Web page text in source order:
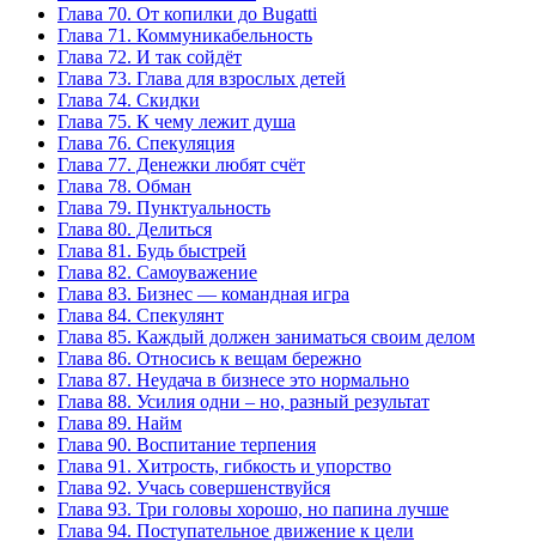
Глава 70. От копилки до Bugatti
Глава 71. Коммуникабельность
Глава 72. И так сойдёт
Глава 73. Глава для взрослых детей
Глава 74. Скидки
Глава 75. К чему лежит душа
Глава 76. Спекуляция
Глава 77. Денежки любят счёт
Глава 78. Обман
Глава 79. Пунктуальность
Глава 80. Делиться
Глава 81. Будь быстрей
Глава 82. Самоуважение
Глава 83. Бизнес — командная игра
Глава 84. Спекулянт
Глава 85. Каждый должен заниматься своим делом
Глава 86. Относись к вещам бережно
Глава 87. Неудача в бизнесе это нормально
Глава 88. Усилия одни – но, разный результат
Глава 89. Найм
Глава 90. Воспитание терпения
Глава 91. Хитрость, гибкость и упорство
Глава 92. Учась совершенствуйся
Глава 93. Три головы хорошо, но папина лучше
Глава 94. Поступательное движение к цели